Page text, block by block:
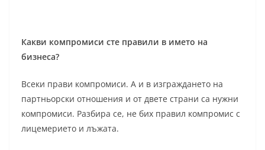
Какви компромиси сте правили в името на
бизнеса?
Всеки прави компромиси. А и в изграждането на
партньорски отношения и от двете страни са нужни
компромиси. Разбира се, не бих правил компромис с
лицемерието и лъжата.